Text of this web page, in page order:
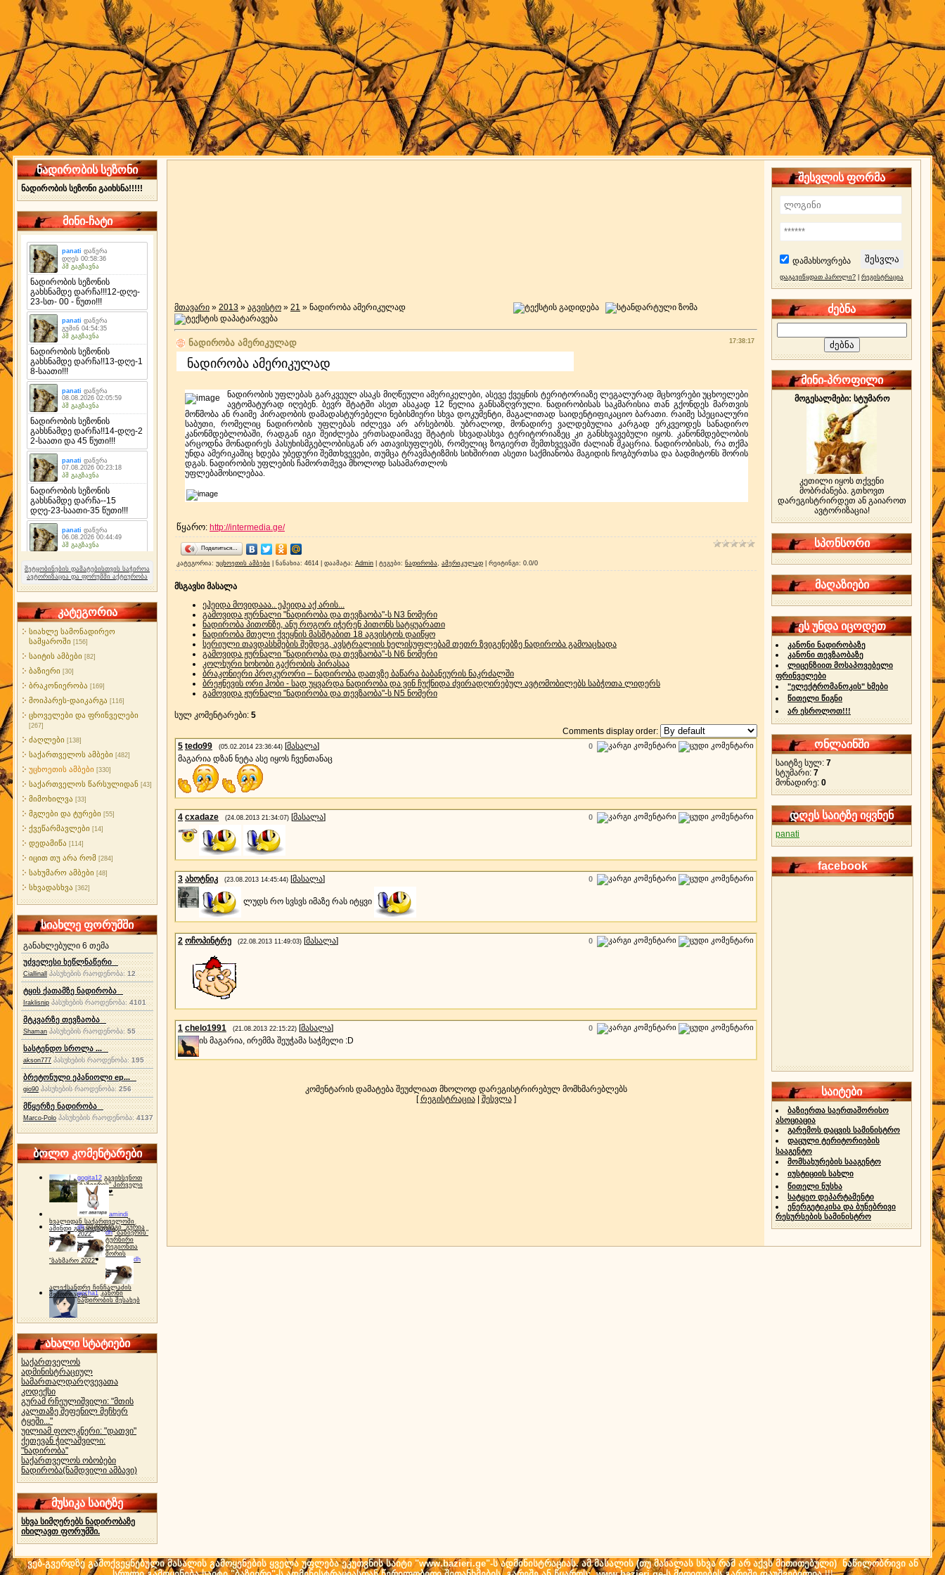
ნადირობის სეზონი
ნადირობის სეზონი გაიხსნა!!!!!
მინი-ჩატი
შეტყობინების დამატებისთვის საჭიროა
ავტორიზაცია და ფორუმში აქტიურობა
კატეგორია
სიახლე სამონადირეო
სამყაროში [156]
საიტის ამბები [82]
ბაზიერი [30]
ბრაკონიერობა [169]
მოიპარეს-დაიკარგა [116]
ცხოველები და ფრინველები
[267]
ძაღლები [138]
საქართველოს ამბები [482]
უცხოეთის ამბები [330]
საქართველოს წარსულიდან [43]
მიმოხილვა [33]
მგლები და ტურები [55]
ქვეწარმავლები [14]
დედამიწა [114]
იცით თუ არა რომ [284]
სახუმარო ამბები [48]
სხვადასხვა [362]
სიახლე ფორუმში
განახლებული 6 თემა
უძველესი ხეწლნაწერი
Ciallinall პასუხების რაოდენობა:12
ტყის ქათამზე ნადირობა
Iraklisnip პასუხების რაოდენობა: 4101
მტკვარზე თევზაობა
Shaman პასუხების რაოდენობა:55
სასტენდო სროლა ...
akson777 პასუხების რაოდენობა:195
ბრეტონული ეპანიოლი ep...
gio90 პასუხების რაოდენობა:256
მწყერზე ნადირობა
Marco-Polo პასუხების რაოდენობა:4137
ბოლო კომენტარები
gogita12 გავიხსენოთ
"ბაზიერის" პირველი
ტურნირი ❤
amindi
ხვალიდან საქართველოში
ამინდი გაუარესდება
dh სპორტინგი "გურია
2022"
dh "ბაზიერის"
ტურნირი
რეგიონთა
შორის
"ბახმარო 2022"
dh
ალექსანდრე ჩინჩალაძის
მემორიალიgocha1 კანონი
ნადირობის შესახებ
ახალი სტატიები
საქართველოს
ადმინისტრაციულ
სამართალდარღვევათა
კოდექსი
გურამ რჩეულიშვილი: "მთის
კალთაზე შეფენილ მეჩხერ
ტყეში..."
უილიამ ფოლკნერი: "დათვი"
ქეთევან ჭილაშვილი:
"ნადირობა"
საქართველოს ობობები
ნადირობა(ნამდვილი ამბავი)
მუსიკა საიტზე
სხვა სიმღერებს ნადირობაზე
იხილავთ ფორუმში.
მთავარი » 2013 » აგვისტო » 21 » ნადირობა ამერიკულად
17:38:17
ნადირობა ამერიკულად
ნადირობა ამერიკულად
ნადირობის უფლებას გარკვეულ ასაკს მიღწეული ამერიკელები, ასევე ქვეყნის ტერიტორიაზე ლეგალურად მცხოვრები უცხოელები
ავტომატურად იღებენ. ბევრ შტატში ასეთ ასაკად 12 წელია განსაზღვრული. ნადირობისას საკმარისია თან გქონდეს მართვის
მოწმობა ან რაიმე პირადობის დამადასტურებელი ნებისმიერი სხვა დოკუმენტი, მაგალითად საიდენტიფიკაციო ბარათი. რაიმე სპეციალური
საბუთი, რომელიც ნადირობის უფლებას იძლევა არ არსებობს. უბრალოდ, მონადირე ვალდებულია კარგად ერკვეოდეს სანადირო
კანონმდებლობაში, რადგან იგი შეიძლება ერთსადაიმავე შტატის სხვადასხვა ტერიტორიაზეც კი განსხვავებული იყოს. კანონმდებლობის
არცოდნა მონადირეს პასუხისმგებლობისგან არ ათავისუფლებს, რომელიც ზოგიერთ შემთხვევაში ძალიან მკაცრია. ნადირობისას, რა თქმა
უნდა ამერიკაშიც ხდება უბედური შემთხვევები, თუმცა ტრავმატიზმის სიხშირით ასეთი საქმიანობა მაგიდის ჩოგბურთსა და ბადმიტონს შორის
დგას. ნადირობის უფლების ჩამორთმევა მხოლოდ სასამართლოს
უფლებამოსილებაა
წყარო: http://intermedia.ge/
Поделиться…
კატეგორია: უცხოეთის ამბები ნანახია: 4614 | დაამატა: Admin ტეგები: ნადირობა, ამერიკულად რეიტინგი: 0.0/0
მსგავსი მასალა
ეჰეიდა მოვიდააა.. ეჰეიდა აქ არის...
გამოვიდა ჟურნალი "ნადირობა და თევზაობა"-ს N3 ნომერი
ნადირობა პითონზე, ანუ როგორ იჭერენ პითონს სატყუარათი
ნადირობა მთელი ქვეყნის მასშტაბით 18 აგვისტოს დაიწყო
სერიული თავდასხმების შემდეგ, ავსტრალიის ხელისუფლებამ თეთრ ზვიგენებზე ნადირობა გამოაცხადა
გამოვიდა ჟურნალი "ნადირობა და თევზაობა"-ს N6 ნომერი
კოლხური ხოხობი გაქრობის პირასაა
ბრაკონიერი პროკურორი – ნადირობა დათვზე ბაწარა ბაბანეურის ნაკრძალში
ბრეჟნევის ორი ჰობი - სად უყვარდა ნადირობა და ვინ ჩუქნიდა ძვირადღირებულ ავტომობილებს საბჭოთა ლიდერს
გამოვიდა ჟურნალი "ნადირობა და თევზაობა"-ს N5 ნომერი
სულ კომენტარები: 5
Comments display order:
0
5 tedo99 (05.02.2014 23:36:44) [მასალა]
მაგარია დზან ნეტა ასე იყოს ჩვენთანაც
0
4 cxadaze (24.08.2013 21:34:07) [მასალა]
0
3 ახოტნიკ (23.08.2013 14:45:44) [მასალა]
ლუდს რო სვსვს იმაზე რას იტყვი
0
2 ოჩოპინტრე (22.08.2013 11:49:03) [მასალა]
0
1 chelo1991 (21.08.2013 22:15:22) [მასალა]
ის მაგარია, ირემმა შეუჭამა საჭმელი :D
კომენტარის დამატება შეუძლიათ მხოლოდ დარეგისტრირებულ მომხმარებლებს
[რეგისტრაცია| შესვლა]
შესვლის ფორმა
დამახსოვრება
დაგავიწყდათ პაროლი? რეგისტრაცია
ძებნა
მინი-პროფილი
მოგესალმები: სტუმარო
კეთილი იყოს თქვენი
მობრძანება. გთხოვთ
დარეგისტრირდეთ ან გაიაროთ
ავტორიზაცია!
სპონსორი
მაღაზიები
ეს უნდა იცოდეთ
კანონი ნადირობაზე
კანონი თევზაობაზე
ლიცენზიით მოსაპოვებელი
ფრინველები
"ელექტრომანოკის" ხმები
წითელი წიგნი
არ ესროლოთ!!!
ონლაინში
საიტზე სულ: 7
სტუმარი: 7
მონადირე: 0
დღეს საიტზე იყვნენ
panati
facebook
საიტები
ბაზიერთა საერთაშორისო
ასოციაცია
გარემოს დაცვის სამინისტრო
დაცული ტერიტორიების
სააგენტო
მომსახურების სააგენტო
იუსტიციის სახლი
წითელი ნუსხა
სატყეო დეპარტამენტი
ენერგეტიკისა და ბუნებრივი
რესურსების სამინისტრო
ვებ-გვერდზე გამოქვეყნებული მასალის გამოყენების ყველა უფლება ეკუთვნის საიტი "www.bazieri.ge"-ს ადმინისტრაციას. ამ მასალის (თუ მასალას სხვა რამ არ აქვს მითითებული) ნაწილობრივი ან